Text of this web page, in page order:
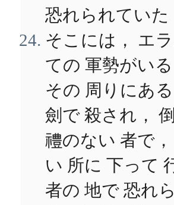
恐れられていた
そこには， エ
ての 軍勢がい
その 周りにあ
劍で 殺され，
禮のない 者で
い 所に 下って
者の 地で 恐れ